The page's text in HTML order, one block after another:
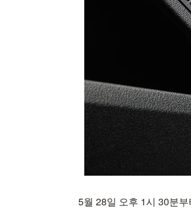
5월 28일 오후 1시 30분